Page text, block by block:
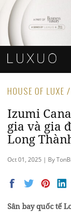
HOUSE OF LUXE
Izumi
gia và gia
Long
Oct 01, 2025 | By
Sân bay quốc tế